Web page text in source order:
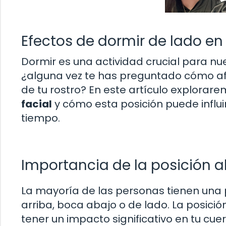
Efectos de dormir de lado
Dormir es una actividad crucial para
¿alguna vez te has preguntado cómo
de tu rostro? En este artículo
facial y cómo esta posición puede
tiempo.
Importancia de la posición
La mayoría de las personas tienen
arriba, boca abajo o de lado. La
tener un impacto significativo en tu